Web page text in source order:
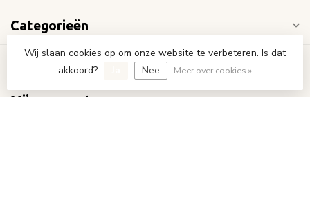
Categorieën
Informatie
Mijn account
Wij slaan cookies op om onze website te verbeteren. Is dat
akkoord?
Nee Meer over cookies »